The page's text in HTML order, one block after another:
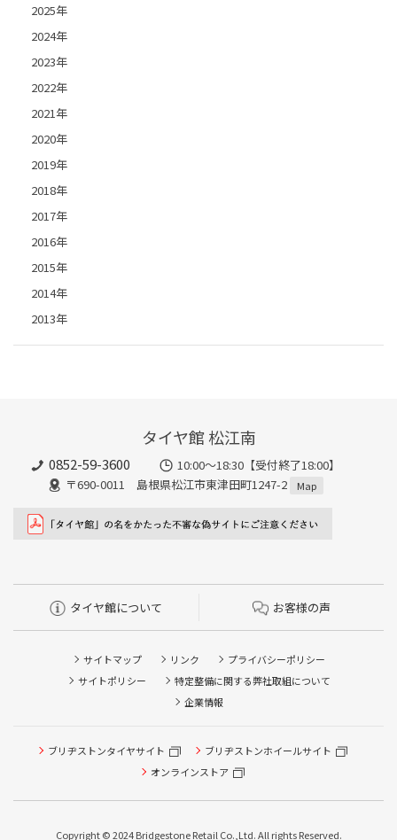
2025年
2024年
2023年
2022年
2021年
2020年
2019年
2018年
2017年
2016年
2015年
2014年
2013年
タイヤ館 松江南
0852-59-3600
10:00～18:30【受付終了18:00】
〒690-0011 島根県松江市東津田町1247-2
Map
タイヤ館について お客様の声
サイトマップ リンク
プライバシーポリシー
サイトポリシー
特定整備に関する弊社取組について
企業情報
ブリヂストンタイヤサイト
ブリヂストンホイールサイト
オンラインストア
Copyright © 2024 Bridgestone Retail Co.,Ltd. All rights Reserved.
タイヤ点検・安全点検/タイヤ履き替え/オイル交換/その他
ピット作業の予約